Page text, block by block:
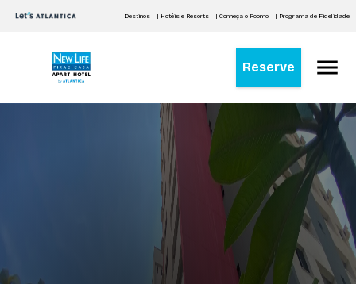
Destinos | Hotéis e Resorts | Conheça o Roomo | Programa de Fidelidade
Reserve